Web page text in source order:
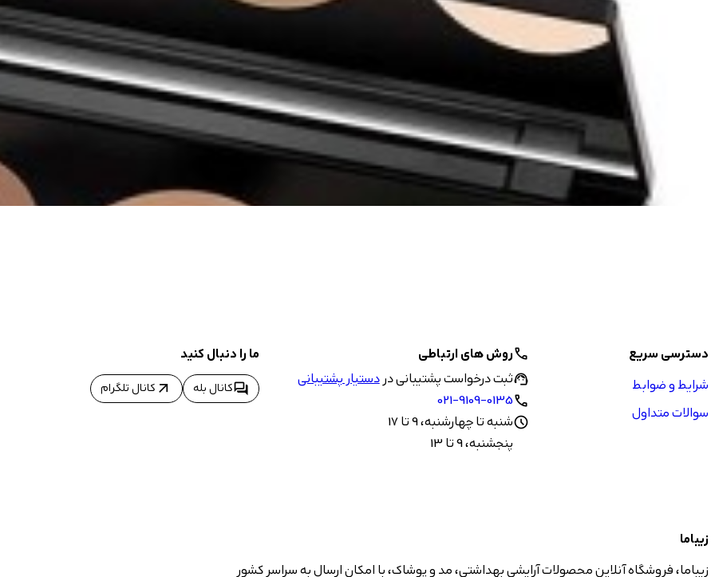
دسترسی سریع
شرایط و ضوابط
سوالات متداول
callروش های ارتباطی
support_agentثبت درخواست پشتیبانی دردستیار پشتیبانی
call
021-9109-0135
scheduleشنبه تا چهارشنبه، 9 تا 17
پنجشنبه، 9 تا 13
ما را دنبال کنید
forumکانال بله arrow_outward کانال تلگرام
زیباما
زیباما، فروشگاه آنلاین محصولات آرایشی بهداشتی، مد و پوشاک، با امکان ارسال به سراسر کشور